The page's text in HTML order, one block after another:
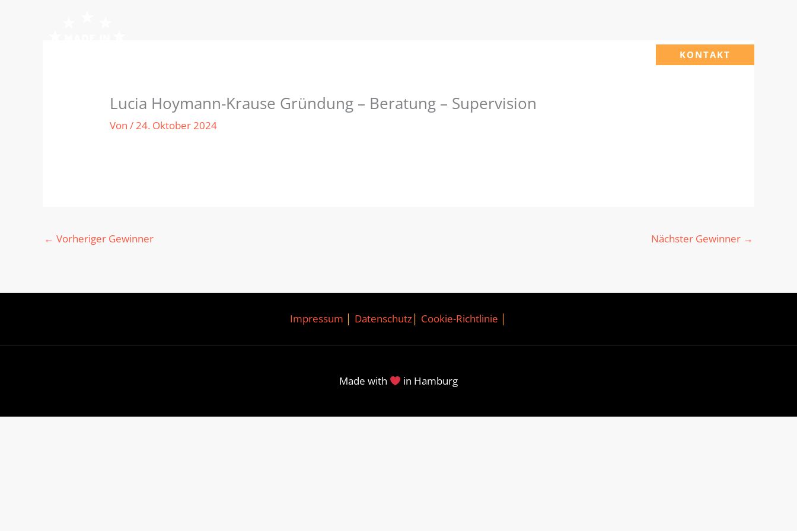
KONTAKT
Lucia Hoymann-Krause Gründung – Beratung – Supervision
Von/24. Oktober 2024
← Vorheriger Gewinner Nächster Gewinner →
Impressum Datenschutz Cookie-Richtlinie
Made with in Hamburg